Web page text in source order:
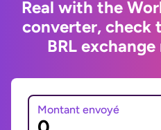
Real with the
converter, check
BRL
Montant envoyé